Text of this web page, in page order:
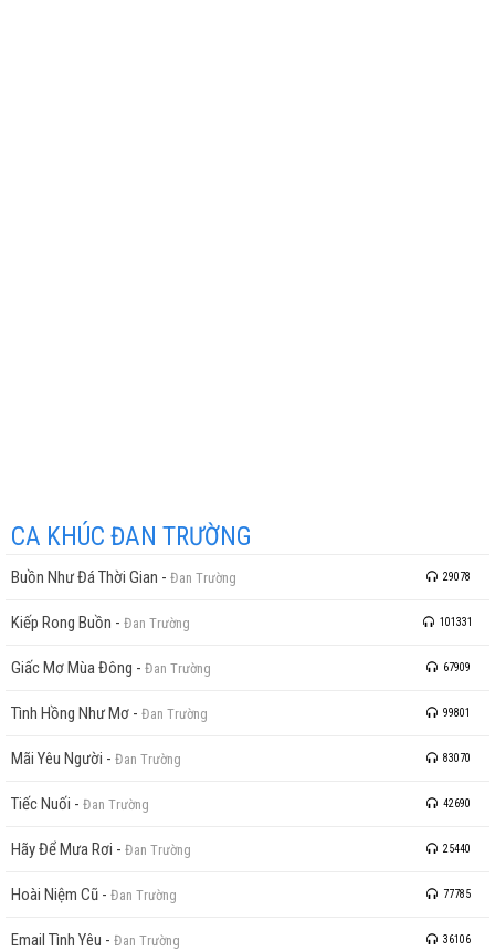
CA KHÚC ĐAN TRƯỜNG
Buồn Như Đá Thời Gian - Đan Trường 29078
Kiếp Rong Buồn - Đan Trường 101331
Giấc Mơ Mùa Đông - Đan Trường 67909
Tình Hồng Như Mơ - Đan Trường 99801
Mãi Yêu Người - Đan Trường 83070
Tiếc Nuối - Đan Trường 42690
Hãy Để Mưa Rơi - Đan Trường 25440
Hoài Niệm Cũ - Đan Trường 77785
Email Tình Yêu - Đan Trường 36106